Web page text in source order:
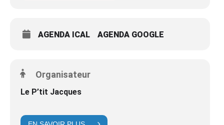
AGENDA ICAL AGENDA GOOGLE
Organisateur
Le P’tit Jacques